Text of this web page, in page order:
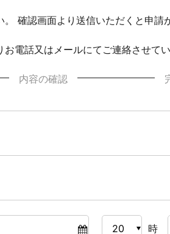
確認画面より送信いただくと申請
電話又はメールにてご連絡させて
内容の確認
時